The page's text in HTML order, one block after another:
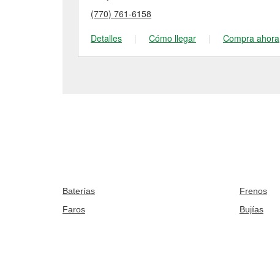
(770) 761-6158
Detalles
| Cómo llegar | Compra ahora
Baterías Frenos
Faros
Bujías